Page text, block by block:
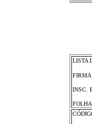
LISTA
FIRMA:
INSC.